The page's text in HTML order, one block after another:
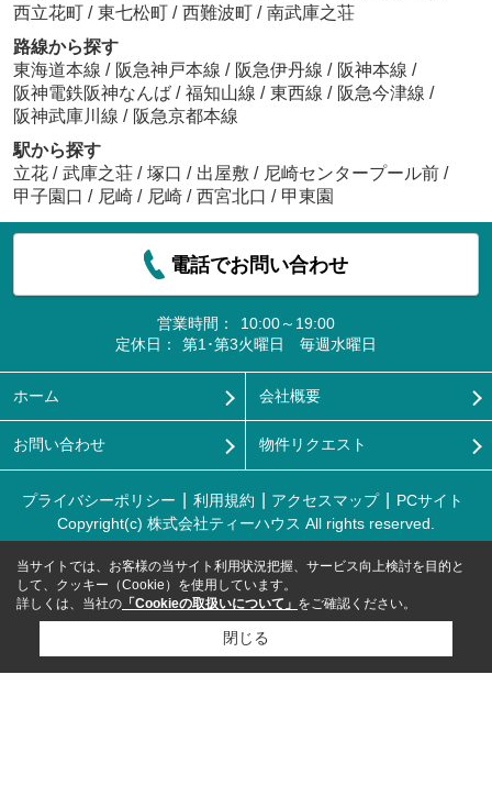
西立花町 / 東七松町 / 西難波町 / 南武庫之荘
路線から探す
東海道本線 / 阪急神戸本線 / 阪急伊丹線 / 阪神本線 /
阪神電鉄阪神なんば / 福知山線 / 東西線 / 阪急今津線 /
阪神武庫川線 / 阪急京都本線
駅から探す
立花 / 武庫之荘 / 塚口 / 出屋敷 / 尼崎センタープール前 /
甲子園口 / 尼崎 / 尼崎 / 西宮北口 / 甲東園
電話でお問い合わせ
営業時間：
10:00～19:00
定休日：
第1･第3火曜日 毎週水曜日
ホーム 会社概要
お問い合わせ 物件リクエスト
プライバシーポリシー 利用規約 アクセスマップ
PCサイト
Copyright(c) 株式会社ティーハウス All rights reserved.
当サイトでは、お客様の当サイト利用状況把握、サービス向上検討を目的と
して、クッキー（Cookie）を使用しています。
詳しくは、当社の 「Cookieの取扱いについて」 をご確認ください。
閉じる